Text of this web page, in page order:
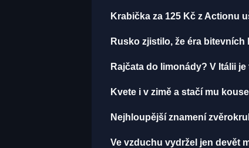
Krabička za 125 Kč z Actionu
Rusko zjistilo, že éra
Rajčata do limonády? V Itálii
Kvete i v zimě a stačí mu
Nejhloupější znamení
Ve vzduchu vydržel jen devět